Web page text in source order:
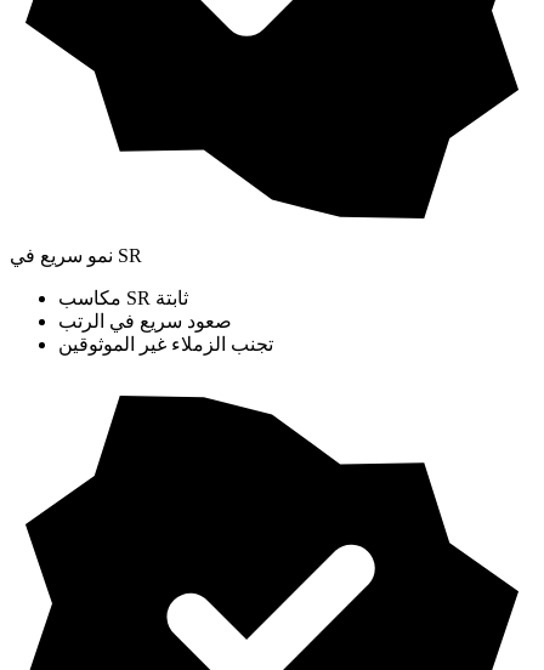
نمو سريع في SR
مكاسب SR ثابتة
صعود سريع في الرتب
تجنب الزملاء غير الموثوقين